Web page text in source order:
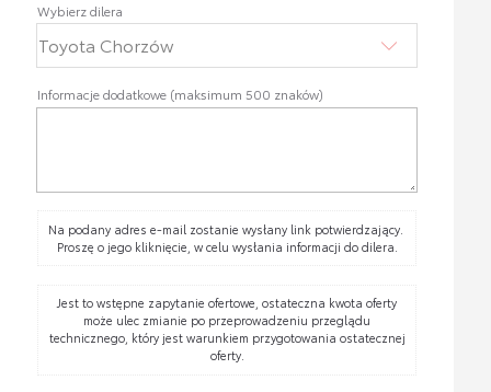
Wybierz dilera
Informacje dodatkowe (maksimum 500 znaków)
Na podany adres e-mail zostanie wysłany link potwierdzający.
Proszę o jego kliknięcie, w celu wysłania informacji do dilera.
Jest to wstępne zapytanie ofertowe, ostateczna kwota oferty
może ulec zmianie po przeprowadzeniu przeglądu
technicznego, który jest warunkiem przygotowania ostatecznej
oferty.